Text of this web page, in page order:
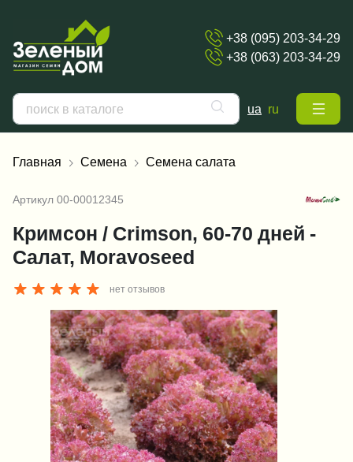
+38 (095) 203-34-29
+38 (063) 203-34-29
ua ru
Главная Семена Семена салата
Артикул 00-00012345
Кримсон / Crimson, 60-70 дней -
Салат, Moravoseed
нет отзывов